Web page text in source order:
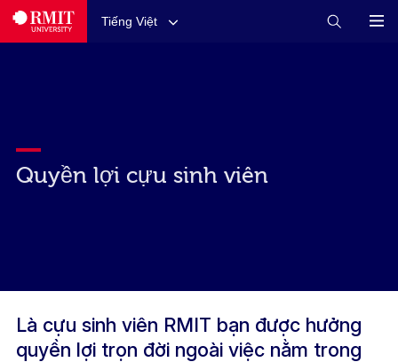
Tiếng Việt
Quyền lợi cựu sinh viên
Là cựu sinh viên RMIT bạn được hưởng
quyền lợi trọn đời ngoài việc nằm trong